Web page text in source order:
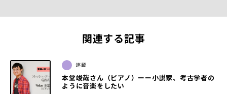
関連する記事
連載
本堂竣哉さん（ピアノ）ーー小説家、考古学者の
ように音楽をしたい